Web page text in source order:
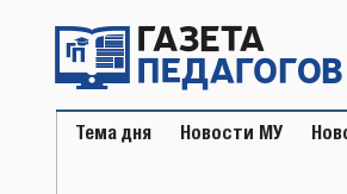
содержимому
Тема дня Новости МУ